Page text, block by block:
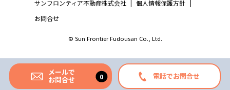
サンフロンティア不動産株式会社 | 個人情報保護方針 |
お問合せ
© Sun Frontier Fudousan Co., Ltd.
メールで
お問合せ 電話でお問合せ